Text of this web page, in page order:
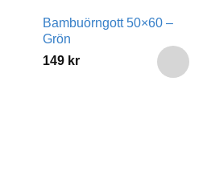
Bambuörngott 50×60 –
Grön
149 kr